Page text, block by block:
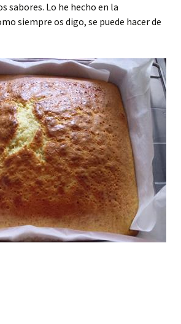
sabores. Lo he hecho en la
siempre os digo, se puede hacer de
con Mantecados de Sésamo